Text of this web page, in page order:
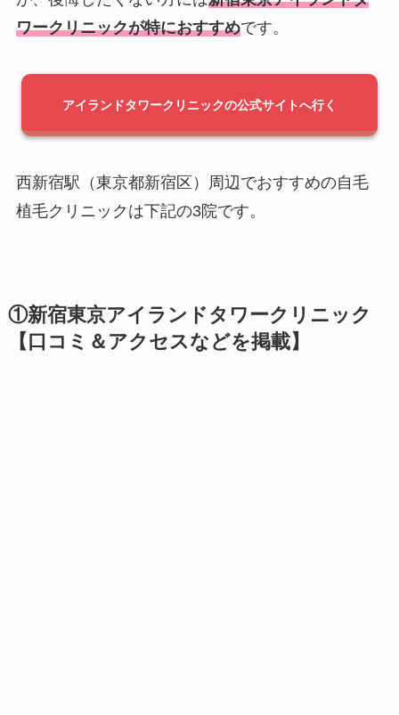
ワークリニックが特におすすめです。
アイランドタワークリニックの公式サイトへ行く
西新宿駅（東京都新宿区）周辺でおすすめの自毛
植毛クリニックは下記の3院です。
①新宿東京アイランドタワークリニック
【口コミ＆アクセスなどを掲載】